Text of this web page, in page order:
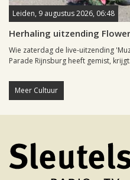
Leiden, 9 augustus 2026, 06:48
Herhaling uitzending
Wie zaterdag de live-uitzending
Parade Rijnsburg heeft gemist,
Meer Cultuur